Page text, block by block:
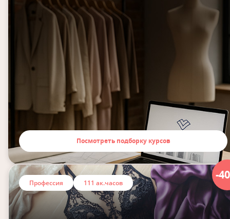
Посмотреть подборку курсов
-
Профессия 111 ак.часов